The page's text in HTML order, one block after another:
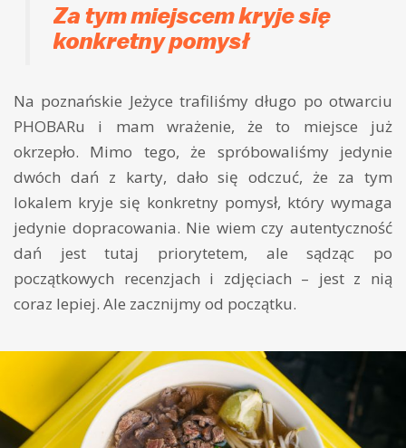
Za tym miejscem kryje się
konkretny pomysł
Na poznańskie Jeżyce trafiliśmy długo po otwarciu
PHOBARu i mam wrażenie, że to miejsce już
okrzepło. Mimo tego, że spróbowaliśmy jedynie
dwóch dań z karty, dało się odczuć, że za tym
lokalem kryje się konkretny pomysł, który wymaga
jedynie dopracowania. Nie wiem czy autentyczność
dań jest tutaj priorytetem, ale sądząc po
początkowych recenzjach i zdjęciach – jest z nią
coraz lepiej. Ale zacznijmy od początku.